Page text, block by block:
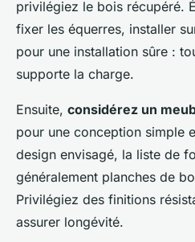
privilégiez le bois récupéré.
fixer les équerres, installer
pour une installation sûre :
supporte la charge.
Ensuite, considérez un
pour une conception simple
design envisagé, la liste de
généralement planches de
Privilégiez des finitions
assurer longévité.